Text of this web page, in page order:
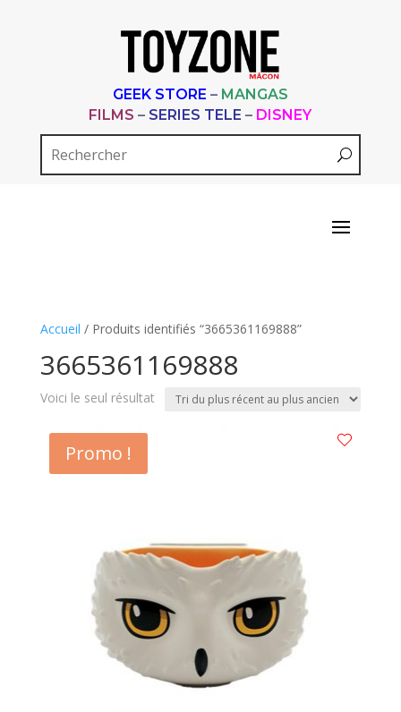
GEEK STORE – MANGAS
FILMS – SERIES TELE – DISNEY
Accueil / Produits identifiés “3665361169888”
3665361169888
Voici le seul résultat
Promo !